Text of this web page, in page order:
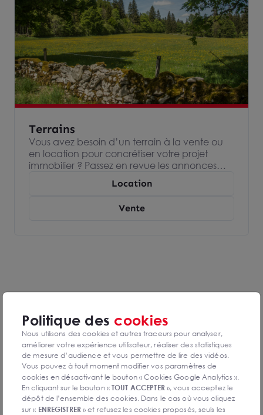
Terrains
Vous avez besoin d’un terrain à la vente ou
en location pour concrétiser votre projet
immobilier ? Passez en revue les annonces
immobilières de nos agences Arthur Loyd,
spécialisées dans l’immobilier d’entreprise et
Location
Vente
Politique des cookies
Nous utilisons des cookies et autres traceurs pour analyser,
améliorer votre expérience utilisateur, réaliser des statistiques
de mesure d’audience et vous permettre de lire des vidéos.
Vous pouvez à tout moment modifier vos paramètres de
cookies en désactivant le bouton « Cookies Google Analytics ».
En cliquant sur le bouton «TOUT ACCEPTER», vous acceptez le
dépôt de l’ensemble des cookies. Dans le cas où vous cliquez
sur « ENREGISTRER» et refusez les cookies proposés, seuls les